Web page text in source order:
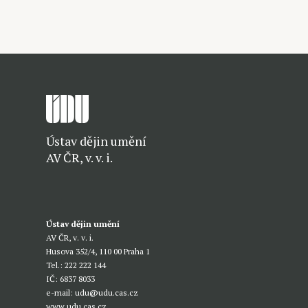
Ústav dějin umění
AV ČR, v. v. i.
Ústav dějin umění
AV ČR, v. v. i.
Husova 352/4, 110 00 Praha 1
Tel.: 222 222 144
IČ: 6837 8033
e-mail:udu@udu.cas.cz
www.udu.cas.cz